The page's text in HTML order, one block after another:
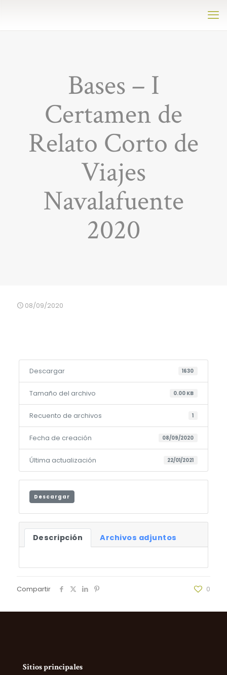
Bases – I
Certamen de
Relato Corto de
Viajes
Navalafuente
2020
08/09/2020
Descargar 1630
Tamaño del archivo 0.00 KB
Recuento de archivos 1
Fecha de creación 08/09/2020
Última actualización 22/01/2021
Descargar
Descripción Archivos adjuntos
Compartir 0
Sitios principales